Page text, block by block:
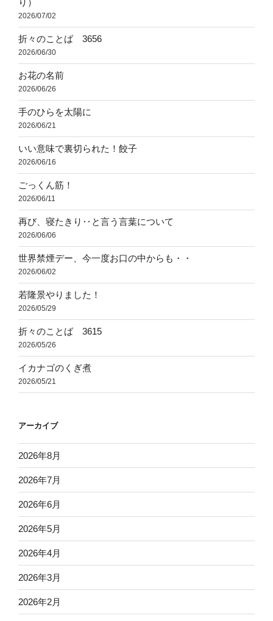
り）
2026/07/02
折々のことば 3656
2026/06/30
お花の名前
2026/06/26
手のひらを太陽に
2026/06/21
いい意味で裏切られた！餃子
2026/06/16
ごっくん筋！
2026/06/11
再び、寝たきり‥と言う言葉について
2026/06/06
世界禁煙デー、今一度お口の中からも・・
2026/06/02
若隆景やりました！
2026/05/29
折々のことば 3615
2026/05/26
イカナゴのくぎ煮
2026/05/21
アーカイブ
2026年8月
2026年7月
2026年6月
2026年5月
2026年4月
2026年3月
2026年2月